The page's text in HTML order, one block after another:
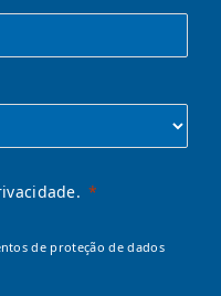
de proteção de dados